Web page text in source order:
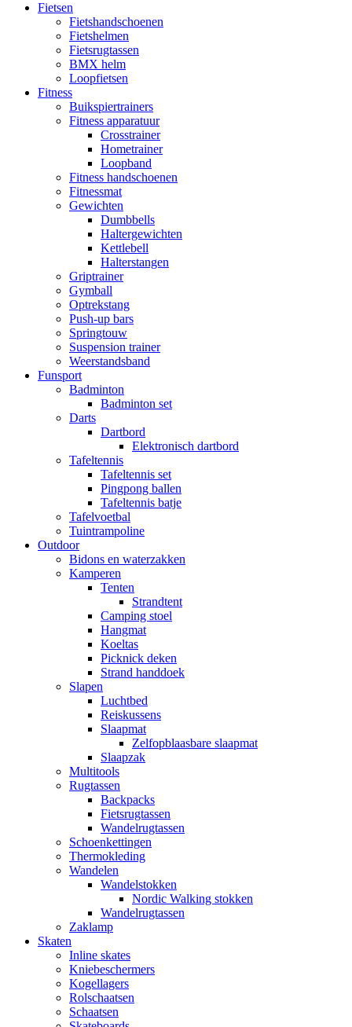
Fietsen
Fietshandschoenen
Fietshelmen
Fietsrugtassen
BMX helm
Loopfietsen
Fitness
Buikspiertrainers
Fitness apparatuur
Crosstrainer
Hometrainer
Loopband
Fitness handschoenen
Fitnessmat
Gewichten
Dumbbells
Haltergewichten
Kettlebell
Halterstangen
Griptrainer
Gymball
Optrekstang
Push-up bars
Springtouw
Suspension trainer
Weerstandsband
Funsport
Badminton
Badminton set
Darts
Dartbord
Elektronisch dartbord
Tafeltennis
Tafeltennis set
Pingpong ballen
Tafeltennis batje
Tafelvoetbal
Tuintrampoline
Outdoor
Bidons en waterzakken
Kamperen
Tenten
Strandtent
Camping stoel
Hangmat
Koeltas
Picknick deken
Strand handdoek
Slapen
Luchtbed
Reiskussens
Slaapmat
Zelfopblaasbare slaapmat
Slaapzak
Multitools
Rugtassen
Backpacks
Fietsrugtassen
Wandelrugtassen
Schoenkettingen
Thermokleding
Wandelen
Wandelstokken
Nordic Walking stokken
Wandelrugtassen
Zaklamp
Skaten
Inline skates
Kniebeschermers
Kogellagers
Rolschaatsen
Schaatsen